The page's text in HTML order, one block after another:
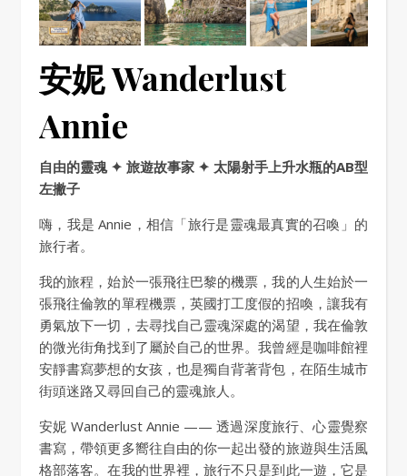
安妮 Wanderlust
Annie
自由的靈魂 ✦ 旅遊故事家 ✦ 太陽射手上升水瓶的AB型
左撇子
嗨，我是 Annie，相信「旅行是靈魂最真實的召喚」的
旅行者。
我的旅程，始於一張飛往巴黎的機票，我的人生始於一
張飛往倫敦的單程機票，英國打工度假的招喚，讓我有
勇氣放下一切，去尋找自己靈魂深處的渴望，我在倫敦
的微光街角找到了屬於自己的世界。我曾經是咖啡館裡
安靜書寫夢想的女孩，也是獨自背著背包，在陌生城市
街頭迷路又尋回自己的靈魂旅人。
安妮 Wanderlust Annie —— 透過深度旅行、心靈覺察
書寫，帶領更多嚮往自由的你一起出發的旅遊與生活風
格部落客。在我的世界裡，旅行不只是到此一遊，它是